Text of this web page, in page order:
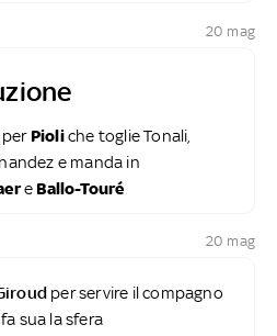
20 mag
per Pioliche toglie Tonali,
e manda in
e Ballo-Touré
20 mag
per servire il compagno
fa sua la sfera